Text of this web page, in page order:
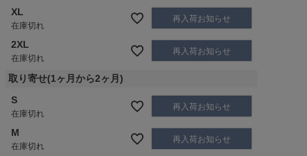
XL
在庫切れ
再入荷お知らせ
2XL
在庫切れ
再入荷お知らせ
取り寄せ(1ヶ月から2ヶ月)
S
在庫切れ
再入荷お知らせ
M
在庫切れ
再入荷お知らせ